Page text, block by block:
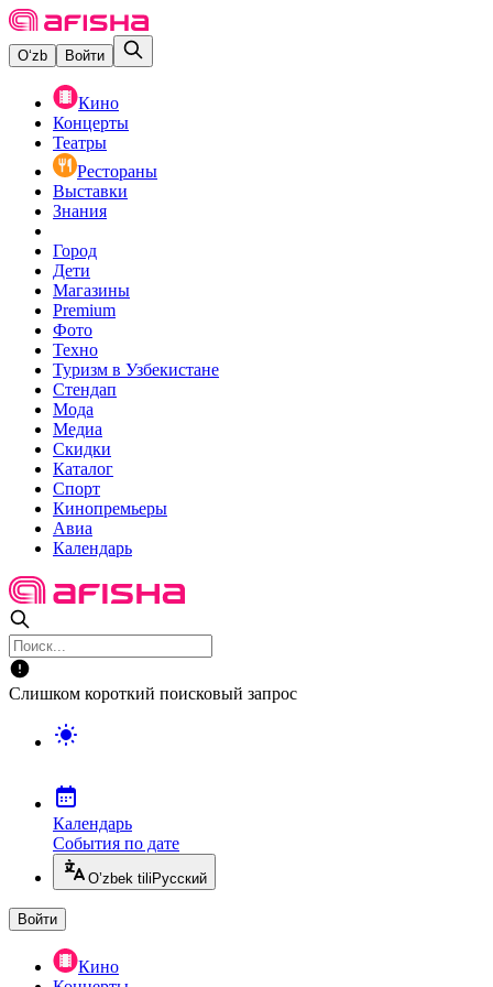
O‘zb Войти
Кино
Концерты
Театры
Рестораны
Выставки
Знания
Город
Дети
Магазины
Premium
Фото
Техно
Туризм в Узбекистане
Стендап
Мода
Медиа
Скидки
Каталог
Спорт
Кинопремьеры
Авиа
Календарь
Слишком короткий поисковый запрос
Календарь
События по дате
O’zbek tili Русский
Войти
Кино